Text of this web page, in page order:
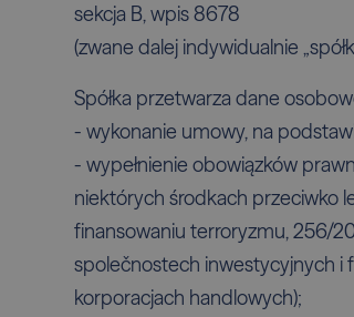
sekcja B, wpis 8678
(zwane dalej indywidualnie
Spółka przetwarza dane
- wykonanie umowy, na
- wypełnienie obowiązków
niektórych środkach przeciwko
finansowaniu terroryzmu, 256/
společnostech inwestycyjnych i
korporacjach handlowych);